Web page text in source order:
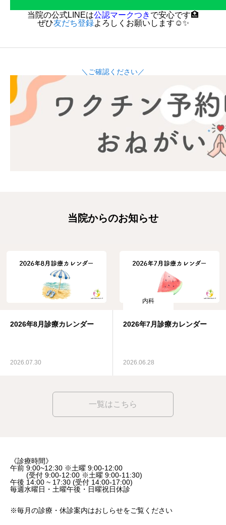
当院の公式LINEは公認マークつき で安心です🏥
ぜひ友だち登録よろしくお願いします☺️✨
＼ご確認ください／
当院からのお知らせ
2026年8月診療カレンダー
2026.07.30
内科
2026年7月診療カレンダー
2026.06.28
一覧はこちら
《診療時間》
午前 9:00~12:30 ※土曜 9:00-12:00
(受付 9:00-12:00 ※土曜 9:00-11:30)
午後 14:00 ~ 17:30 (受付 14:00-17:00)
毎週水曜日・土曜午後・日曜祝日休診
※毎月の診療・休診案内はおしらせをご覧ください